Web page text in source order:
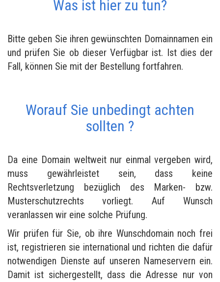
Was ist hier zu tun?
Bitte geben Sie ihren gewünschten Domainnamen ein
und prüfen Sie ob dieser Verfügbar ist. Ist dies der
Fall, können Sie mit der Bestellung fortfahren.
Worauf Sie unbedingt achten
sollten ?
Da eine Domain weltweit nur einmal vergeben wird,
muss gewährleistet sein, dass keine
Rechtsverletzung bezüglich des Marken- bzw.
Musterschutzrechts vorliegt. Auf Wunsch
veranlassen wir eine solche Prüfung.
Wir prüfen für Sie, ob ihre Wunschdomain noch frei
ist, registrieren sie international und richten die dafür
notwendigen Dienste auf unseren Nameservern ein.
Damit ist sichergestellt, dass die Adresse nur von